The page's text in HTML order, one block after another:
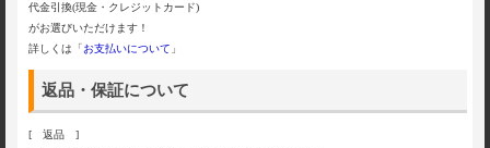
代金引換(現金・クレジットカード)
がお選びいただけます！
詳しくは「お支払いについて 」
返品・保証について
[ 返品 ]